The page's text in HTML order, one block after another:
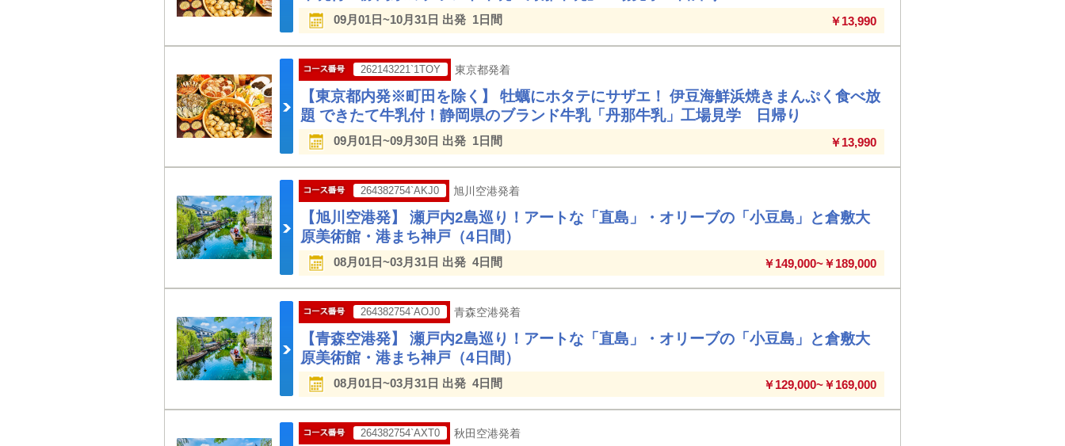
09月01日~10月31日 出発 1日間 ￥13,990
262143221`1TOY 東京都発着
【東京都内発※町田を除く】 牡蠣にホタテにサザエ！ 伊豆海鮮浜焼きまんぷく食べ放
題 できたて牛乳付！静岡県のブランド牛乳「丹那牛乳」工場見学 日帰り
09月01日~09月30日 出発 1日間 ￥13,990
264382754`AKJ0 旭川空港発着
【旭川空港発】 瀬戸内2島巡り！アートな「直島」・オリーブの「小豆島」と倉敷大
原美術館・港まち神戸（4日間）
08月01日~03月31日 出発 4日間 ￥149,000~￥189,000
264382754`AOJ0 青森空港発着
【青森空港発】 瀬戸内2島巡り！アートな「直島」・オリーブの「小豆島」と倉敷大
原美術館・港まち神戸（4日間）
08月01日~03月31日 出発 4日間 ￥129,000~￥169,000
264382754`AXT0 秋田空港発着